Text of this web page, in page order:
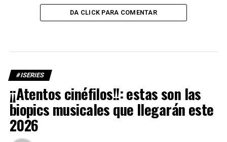
DA CLICK PARA COMENTAR
#ISERIES
¡¡Atentos cinéfilos!!: estas son las
biopics musicales que llegarán este
2026